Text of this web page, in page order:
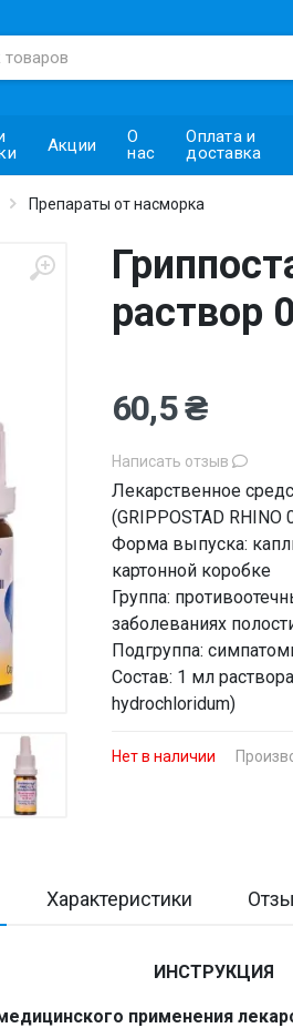
Акции
О
нас
Оплата и
доставка
Препараты от насморка
раствор
Написать отзыв
Лекарственное
(GRIPPOSTAD RHINO
Форма выпуска:
картонной коробке
Группа:
заболеваниях
Подгруппа:
Состав: 1 мл
hydrochloridum)
Нет в наличии
60,5 ₴
Характеристики
ИНСТРУКЦИЯ
применения